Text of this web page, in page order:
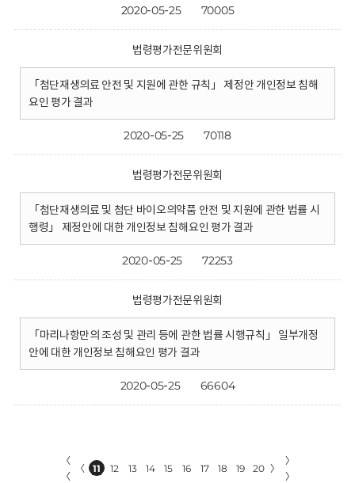
2020-05-25 70005
법령평가전문위원회
「첨단재생의료 안전 및 지원에 관한 규칙」 제정안 개인정보 침해
요인 평가 결과
2020-05-25 70118
법령평가전문위원회
「첨단재생의료 및 첨단 바이오의약품 안전 및 지원에 관한 법률 시
행령」 제정안에 대한 개인정보 침해요인 평가 결과
2020-05-25 72253
법령평가전문위원회
「마리나항만의 조성 및 관리 등에 관한 법률 시행규칙」 일부개정
안에 대한 개인정보 침해요인 평가 결과
2020-05-25 66604
〈
〈
〈 11 12 13 14 15 16 17 18 19 20 〉
〉
〉